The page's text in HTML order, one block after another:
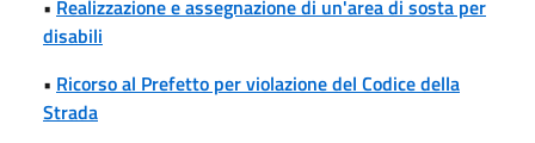
• Realizzazione e assegnazione di un'area di sosta per
disabili
• Ricorso al Prefetto per violazione del Codice della
Strada